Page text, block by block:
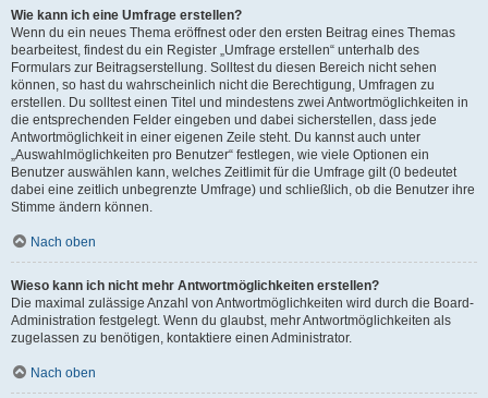
Wie kann ich eine Umfrage erstellen?
Wenn du ein neues Thema eröffnest oder den ersten Beitrag eines Themas
bearbeitest, findest du ein Register „Umfrage erstellen“ unterhalb des
Formulars zur Beitragserstellung. Solltest du diesen Bereich nicht sehen
können, so hast du wahrscheinlich nicht die Berechtigung, Umfragen zu
erstellen. Du solltest einen Titel und mindestens zwei Antwortmöglichkeiten in
die entsprechenden Felder eingeben und dabei sicherstellen, dass jede
Antwortmöglichkeit in einer eigenen Zeile steht. Du kannst auch unter
„Auswahlmöglichkeiten pro Benutzer“ festlegen, wie viele Optionen ein
Benutzer auswählen kann, welches Zeitlimit für die Umfrage gilt (0 bedeutet
dabei eine zeitlich unbegrenzte Umfrage) und schließlich, ob die Benutzer ihre
Stimme ändern können.
Nach oben
Wieso kann ich nicht mehr Antwortmöglichkeiten erstellen?
Die maximal zulässige Anzahl von Antwortmöglichkeiten wird durch die Board-
Administration festgelegt. Wenn du glaubst, mehr Antwortmöglichkeiten als
zugelassen zu benötigen, kontaktiere einen Administrator.
Nach oben